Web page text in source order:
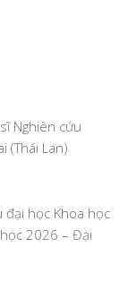
Nghiên cứu
(Thái Lan)
đại học Khoa học
2026 – Đại